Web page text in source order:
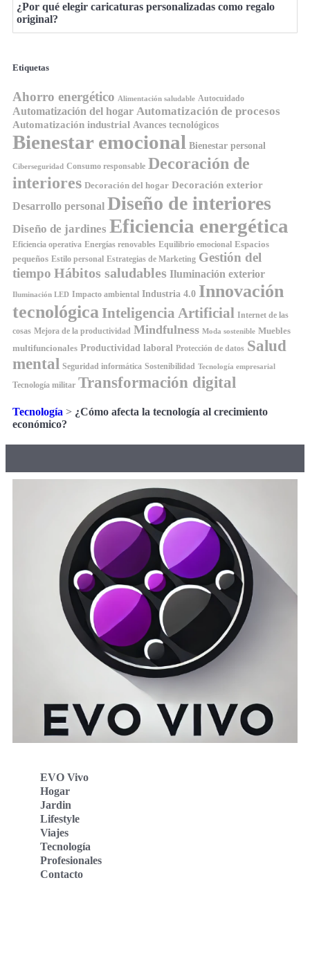
¿Por qué elegir caricaturas personalizadas como regalo
original?
Etiquetas
Ahorro energético Alimentación saludable Autocuidado
Automatización del hogar Automatización de procesos
Automatización industrial Avances tecnológicos
Bienestar emocional Bienestar personal
Ciberseguridad Consumo responsable Decoración de
interiores Decoración del hogar Decoración exterior
Desarrollo personal Diseño de interiores
Diseño de jardines Eficiencia energética
Eficiencia operativa Energías renovables Equilibrio emocional Espacios
pequeños Estilo personal Estrategias de Marketing Gestión del
tiempo Hábitos saludables Iluminación exterior
Iluminación LED Impacto ambiental Industria 4.0 Innovación
tecnológica Inteligencia Artificial Internet de las
cosas Mejora de la productividad Mindfulness Moda sostenible Muebles
multifuncionales Productividad laboral Protección de datos Salud
mental Seguridad informática Sostenibilidad Tecnología empresarial
Tecnología militar Transformación digital
Tecnología > ¿Cómo afecta la tecnología al crecimiento
económico?
EVO Vivo
Hogar
Jardin
Lifestyle
Viajes
Tecnología
Profesionales
Contacto